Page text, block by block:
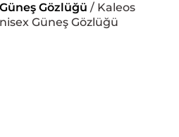
Güneş Gözlüğü / Kaleos
Güneş Gözlüğü